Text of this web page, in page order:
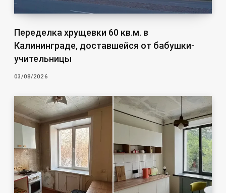
Переделка хрущевки 60 кв.м. в
Калининграде, доставшейся от бабушки-
учительницы
03/08/2026